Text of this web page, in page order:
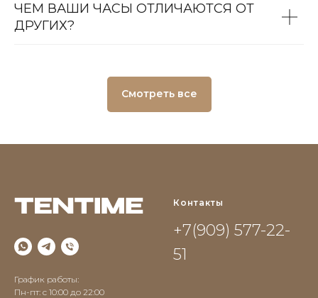
ЧЕМ ВАШИ ЧАСЫ ОТЛИЧАЮТСЯ ОТ
ДРУГИХ?
Смотреть все
График работы:
Пн-пт: с 10:00 до 22:00
Контакты
+7(909) 577-22-
51